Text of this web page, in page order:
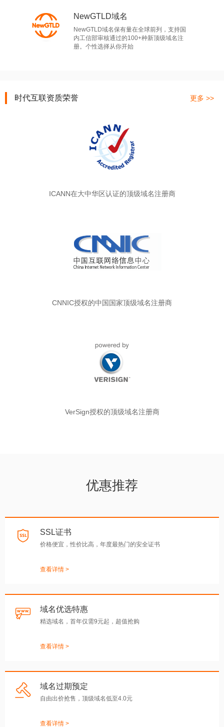
NewGTLD域名
NewGTLD域名保有量在全球前列，支持国
内工信部审核通过的100+种新顶级域名注
册。个性选择从你开始
时代互联资质荣誉 更多 >>
ICANN在大中华区认证的顶级域名注册商
CNNIC授权的中国国家顶级域名注册商
VerSign授权的顶级域名注册商
优惠推荐
SSL证书
价格便宜，性价比高，年度最热门的安全证书
查看详情 >
域名优选特惠
精选域名，首年仅需9元起，超值抢购
查看详情 >
域名过期预定
自由出价抢售，顶级域名低至4.0元
查看详情 >